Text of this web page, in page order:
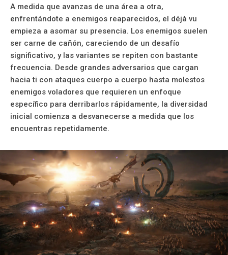
A medida que avanzas de una área a otra,
enfrentándote a enemigos reaparecidos, el déjà vu
empieza a asomar su presencia. Los enemigos suelen
ser carne de cañón, careciendo de un desafío
significativo, y las variantes se repiten con bastante
frecuencia. Desde grandes adversarios que cargan
hacia ti con ataques cuerpo a cuerpo hasta molestos
enemigos voladores que requieren un enfoque
específico para derribarlos rápidamente, la diversidad
inicial comienza a desvanecerse a medida que los
encuentras repetidamente.